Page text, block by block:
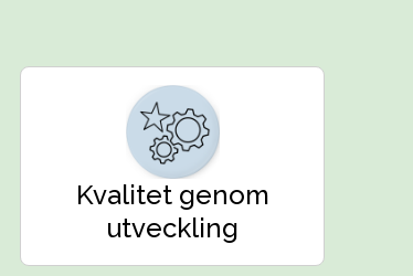
Kvalitet genom
utveckling